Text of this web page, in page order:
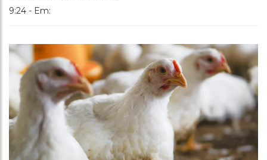
9:24 - Em: